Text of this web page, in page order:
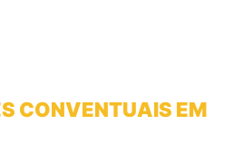
CONVENTUAIS EM